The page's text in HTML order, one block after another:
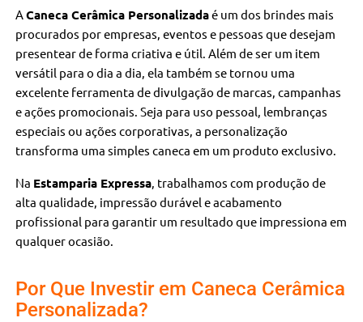
ACaneca Cerâmica Personalizadaé um dos brindes mais
procurados por empresas, eventos e pessoas que desejam
presentear de forma criativa e útil. Além de ser um item
versátil para o dia a dia, ela também se tornou uma
excelente ferramenta de divulgação de marcas, campanhas
e ações promocionais. Seja para uso pessoal, lembranças
especiais ou ações corporativas, a personalização
transforma uma simples caneca em um produto exclusivo.
Na Estamparia Expressa , trabalhamos com produção de
alta qualidade, impressão durável e acabamento
profissional para garantir um resultado que impressiona em
qualquer ocasião.
Por Que Investir em Caneca Cerâmica
Personalizada?